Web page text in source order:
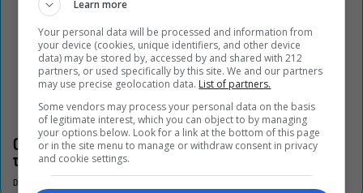
Οι «Τρωάδες» στην Επίδαυρο αλλάζουν την αντίληψη για
τον πολιτισμό
DON'T MISS
Learn more
Your personal data will be processed and information from
your device (cookies, unique identifiers, and other device
data) may be stored by, accessed by and shared with 212
partners, or used specifically by this site. We and our partners
may use precise geolocation data. List of partners.
Some vendors may process your personal data on the basis
of legitimate interest, which you can object to by managing
your options below. Look for a link at the bottom of this page
or in the site menu to manage or withdraw consent in privacy
and cookie settings.